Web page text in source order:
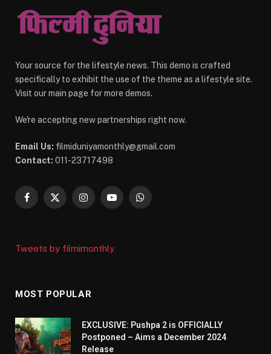
Your source for the lifestyle news. This demo is crafted
specifically to exhibit the use of the theme as a lifestyle site.
Visit our main page for more demos.
We're accepting new partnerships right now.
Email Us: filmiduniyamonthly@gmail.com
Contact: 011-23717498
Facebook
X
InstagramYouTubeWhatsApp
Tweets by filmimonthly
MOST POPULAR
EXCLUSIVE: Pushpa 2 is OFFICIALLY
Postponed – Aims a December 2024
Release